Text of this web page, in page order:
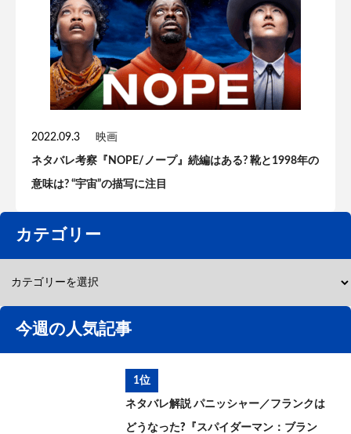
2022.09.3 映画
ネタバレ考察『NOPE/ノープ』続編はある? 靴と1998年の
意味は? “宇宙”の描写に注目
カテゴリー
今週の人気記事
1位
ネタバレ解説 パニッシャー／フランクは
どうなった?『スパイダーマン：ブラン